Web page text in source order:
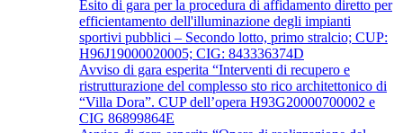
Esito di gara per la procedura di affidamento diretto per
efficientamento dell'illuminazione degli impianti
sportivi pubblici – Secondo lotto, primo stralcio; CUP:
H96J19000020005; CIG: 843336374D
Avviso di gara esperita “Interventi di recupero e
ristrutturazione del complesso sto rico architettonico di
“Villa Dora”. CUP dell’opera H93G20000700002 e
CIG 86899864E